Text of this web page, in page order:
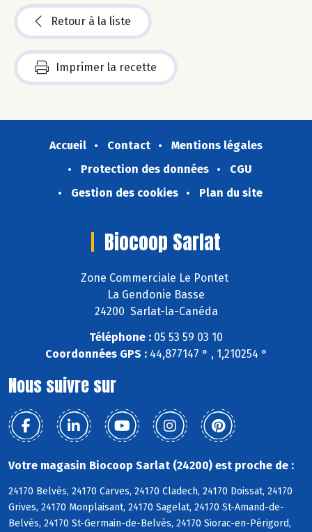
Retour à la liste
Imprimer la recette
Accueil Contact
Mentions légales
Protection des données
CGU
Gestion des cookies
Plan du site
Biocoop Sarlat
Zone Commerciale Le Pontet
La Gendonie Basse
24200 Sarlat-la-Canéda
Téléphone : 05 53 59 03 10
Coordonnées GPS :44,877147 ° , 1,210254 °
Nous suivre sur
Votre magasin Biocoop Sarlat (24200) est proche de :
24170 Belvès, 24170 Carves, 24170 Cladech, 24170 Doissat, 24170
Grives, 24170 Monplaisant, 24170 Sagelat, 24170 St-Amand-de-
Belvès, 24170 St-Germain-de-Belvès, 24170 Siorac-en-Périgord,